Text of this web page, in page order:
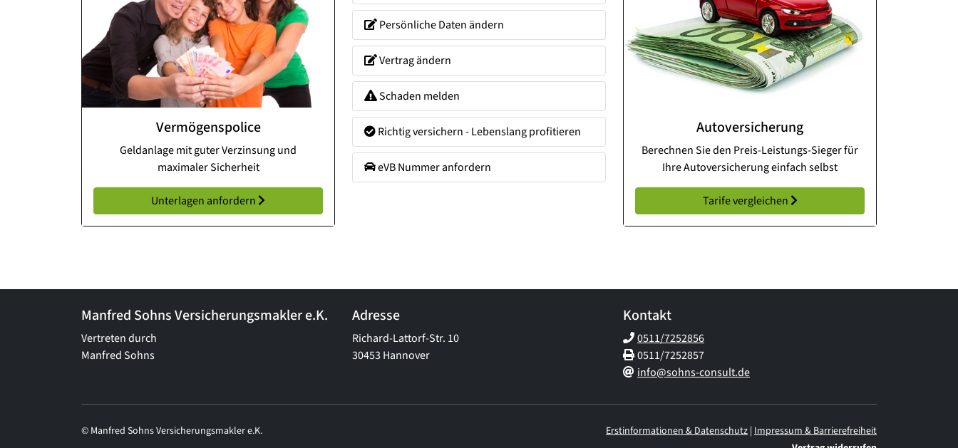
Vermögenspolice
Geldanlage mit guter Verzinsung und
maximaler Sicherheit
Unterlagen anfordern
Persönliche Daten ändern
Vertrag ändern
Schaden melden
Richtig versichern - Lebenslang profitieren
eVB Nummer anfordern
Autoversicherung
Berechnen Sie den Preis-Leistungs-Sieger für
Ihre Autoversicherung einfach selbst
Tarife vergleichen
Manfred Sohns Versicherungsmakler e.K.
Vertreten durch
Manfred Sohns
Adresse
Richard-Lattorf-Str. 10
30453 Hannover
Kontakt
0511/7252856
0511/7252857
info@sohns-consult.de
© Manfred Sohns Versicherungsmakler e.K. Erstinformationen & Datenschutz | Impressum & Barrierefreiheit